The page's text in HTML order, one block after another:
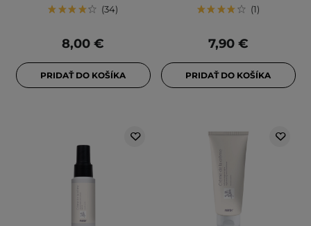
34
8,00 €
PRIDAŤ DO KOŠÍKA
1
7,90 €
PRIDAŤ DO KOŠÍKA